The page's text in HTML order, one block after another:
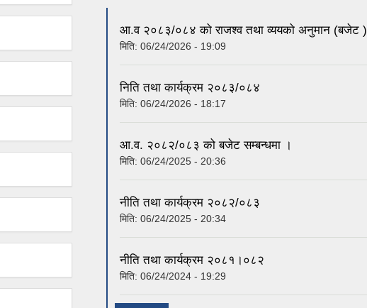
आ.व २०८३/०८४ को राजश्व तथा व्ययको अनुमान (बजेट )
मिति: 06/24/2026 - 19:09
निति तथा कार्यक्रम २०८३/०८४
मिति: 06/24/2026 - 18:17
आ.व. २०८२/०८३ को बजेट सम्बन्धमा ।
मिति: 06/24/2025 - 20:36
नीति तथा कार्यक्रम २०८२/०८३
मिति: 06/24/2025 - 20:34
नीति तथा कार्यक्रम २०८१।०८२
मिति: 06/24/2024 - 19:29